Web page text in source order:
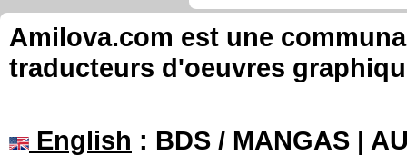
Amilova.com est une
traducteurs d'oeuvres
English : BDS / MANGAS |